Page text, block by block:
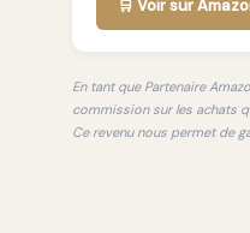
🛒 Voir sur
En tant que Partenaire
commission sur les achats
Ce revenu nous permet de